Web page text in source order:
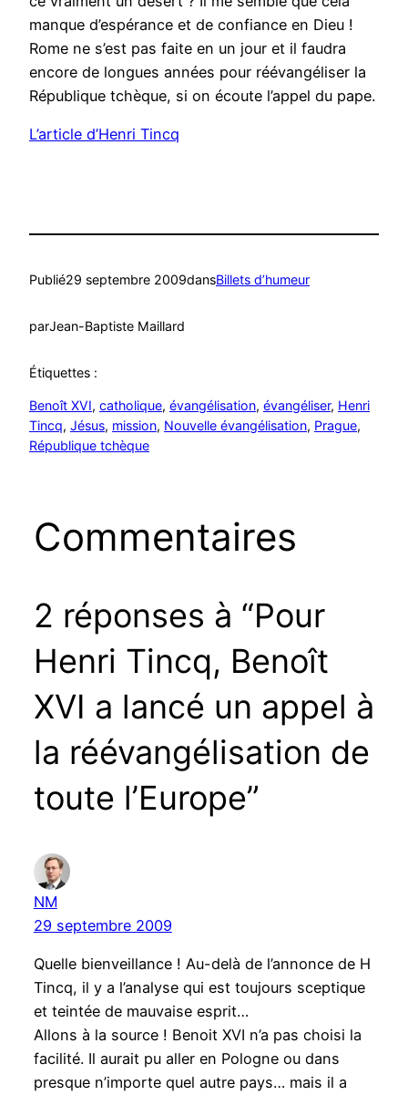
manque d’espérance et de confiance en Dieu !
Rome ne s’est pas faite en un jour et il faudra
encore de longues années pour réévangéliser la
République tchèque, si on écoute l’appel du pape.
L’article d’Henri Tincq
Publié29 septembre 2009dansBillets d’humeur
parJean-Baptiste Maillard
Étiquettes :
Benoît XVI, catholique, évangélisation, évangéliser, Henri
Tincq, Jésus, mission, Nouvelle évangélisation, Prague
République tchèque
Commentaires
2 réponses à “Pour
Henri Tincq, Benoît
XVI a lancé un appel à
la réévangélisation de
toute l’Europe”
NM
29 septembre 2009
Quelle bienveillance ! Au-delà de l’annonce de H
Tincq, il y a l’analyse qui est toujours sceptique
et teintée de mauvaise esprit…
Allons à la source ! Benoit XVI n’a pas choisi la
facilité. Il aurait pu aller en Pologne ou dans
presque n’importe quel autre pays… mais il a